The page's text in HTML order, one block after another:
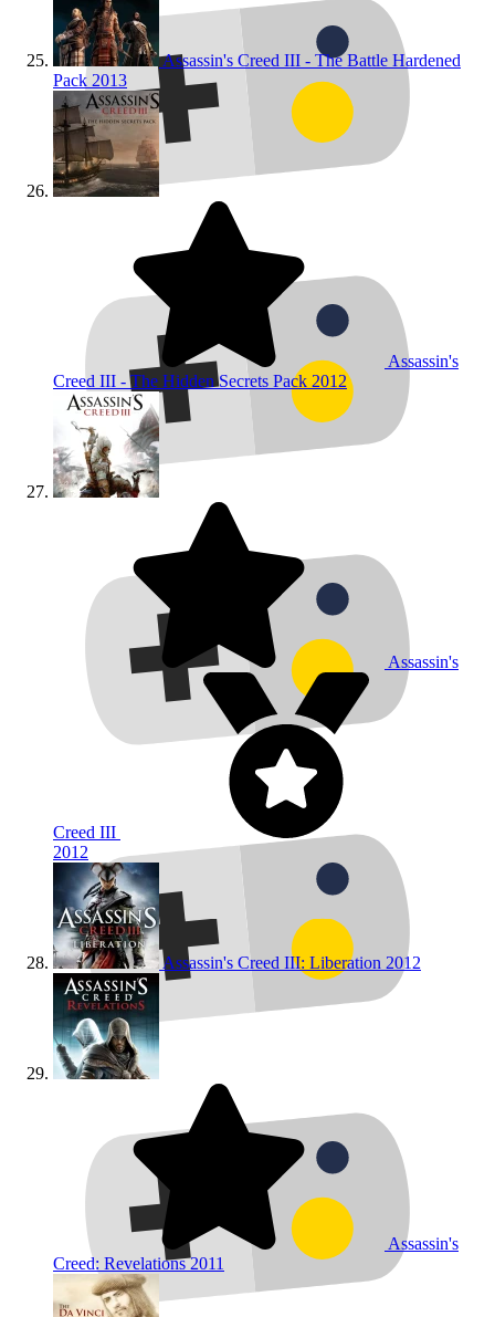
Assassin's Creed III - The Battle Hardened
Pack 2013
Assassin's
Creed III - The Hidden Secrets Pack 2012
Assassin's
Creed III
2012
Assassin's Creed III: Liberation 2012
Assassin's
Creed: Revelations2011